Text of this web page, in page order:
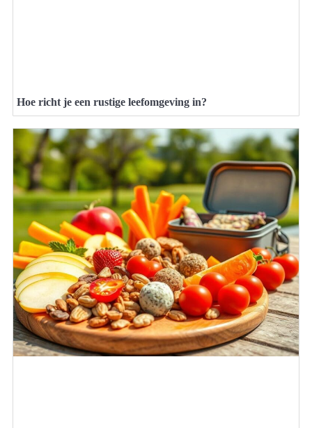
Hoe richt je een rustige leefomgeving in?